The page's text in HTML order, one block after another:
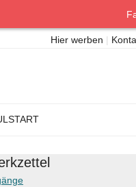
Hier werben |